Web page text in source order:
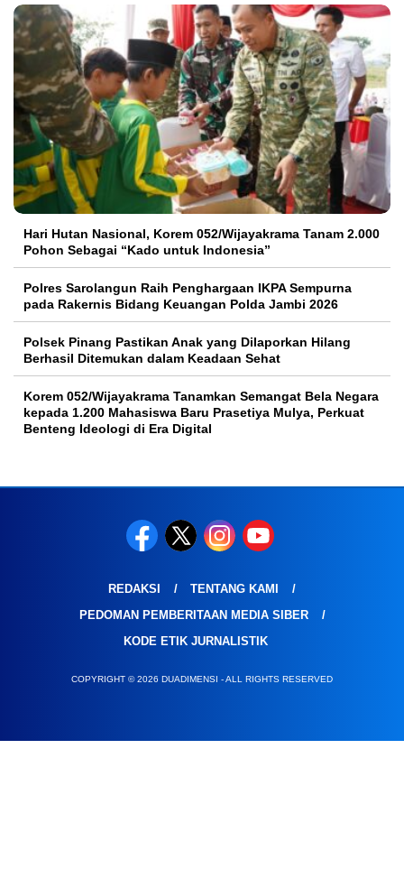
Hari Hutan Nasional, Korem 052/Wijayakrama Tanam 2.000
Pohon Sebagai “Kado untuk Indonesia”
Polres Sarolangun Raih Penghargaan IKPA Sempurna
pada Rakernis Bidang Keuangan Polda Jambi 2026
Polsek Pinang Pastikan Anak yang Dilaporkan Hilang
Berhasil Ditemukan dalam Keadaan Sehat
Korem 052/Wijayakrama Tanamkan Semangat Bela Negara
kepada 1.200 Mahasiswa Baru Prasetiya Mulya, Perkuat
Benteng Ideologi di Era Digital
REDAKSI
TENTANG KAMI
PEDOMAN PEMBERITAAN MEDIA SIBER
KODE ETIK JURNALISTIK
COPYRIGHT © 2026 DUADIMENSI - ALL RIGHTS RESERVED